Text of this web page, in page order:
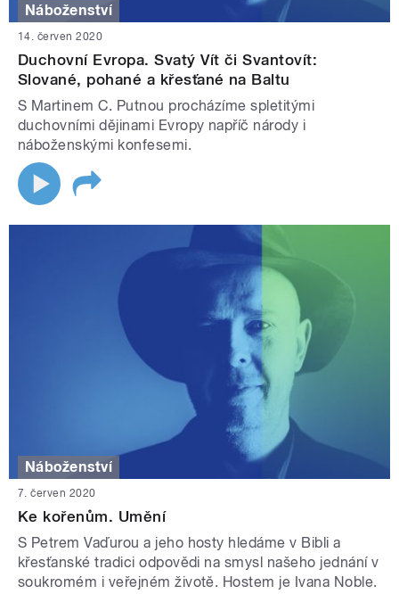
Náboženství
14. červen 2020
Duchovní Evropa. Svatý Vít či Svantovít:
Slované, pohané a křesťané na Baltu
S Martinem C. Putnou procházíme spletitými
duchovními dějinami Evropy napříč národy i
náboženskými konfesemi.
Náboženství
7. červen 2020
Ke kořenům. Umění
S Petrem Vaďurou a jeho hosty hledáme v Bibli a
křesťanské tradici odpovědi na smysl našeho jednání v
soukromém i veřejném životě. Hostem je Ivana Noble.